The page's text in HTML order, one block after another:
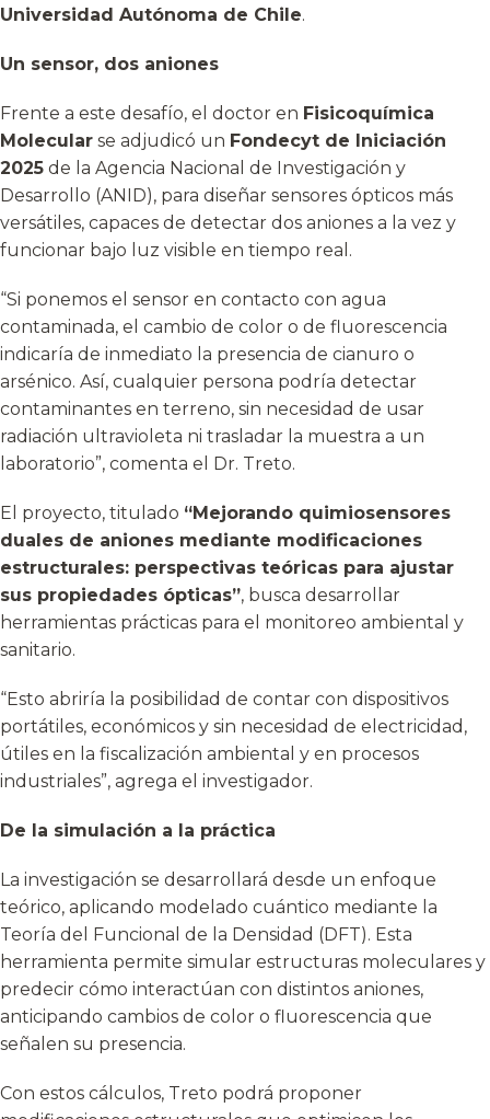
Universidad Autónoma de Chile.
Un sensor, dos aniones
Frente a este desafío, el doctor en Fisicoquímica
Molecular se adjudicó un Fondecyt de Iniciación
2025 de la Agencia Nacional de Investigación y
Desarrollo (ANID), para diseñar sensores ópticos más
versátiles, capaces de detectar dos aniones a la vez y
funcionar bajo luz visible en tiempo real.
“Si ponemos el sensor en contacto con agua
contaminada, el cambio de color o de fluorescencia
indicaría de inmediato la presencia de cianuro o
arsénico. Así, cualquier persona podría detectar
contaminantes en terreno, sin necesidad de usar
radiación ultravioleta ni trasladar la muestra a un
laboratorio”, comenta el Dr. Treto.
El proyecto, titulado “Mejorando quimiosensores
duales de aniones mediante modificaciones
estructurales: perspectivas teóricas para ajustar
sus propiedades ópticas”, busca desarrollar
herramientas prácticas para el monitoreo ambiental y
sanitario.
“Esto abriría la posibilidad de contar con dispositivos
portátiles, económicos y sin necesidad de electricidad,
útiles en la fiscalización ambiental y en procesos
industriales”, agrega el investigador.
De la simulación a la práctica
La investigación se desarrollará desde un enfoque
teórico, aplicando modelado cuántico mediante la
Teoría del Funcional de la Densidad (DFT). Esta
herramienta permite simular estructuras moleculares y
predecir cómo interactúan con distintos aniones,
anticipando cambios de color o fluorescencia que
señalen su presencia.
Con estos cálculos, Treto podrá proponer